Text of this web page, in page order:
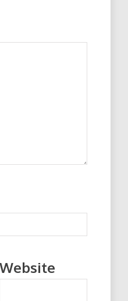
Website